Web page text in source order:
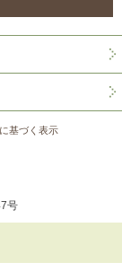
基づく表示
号